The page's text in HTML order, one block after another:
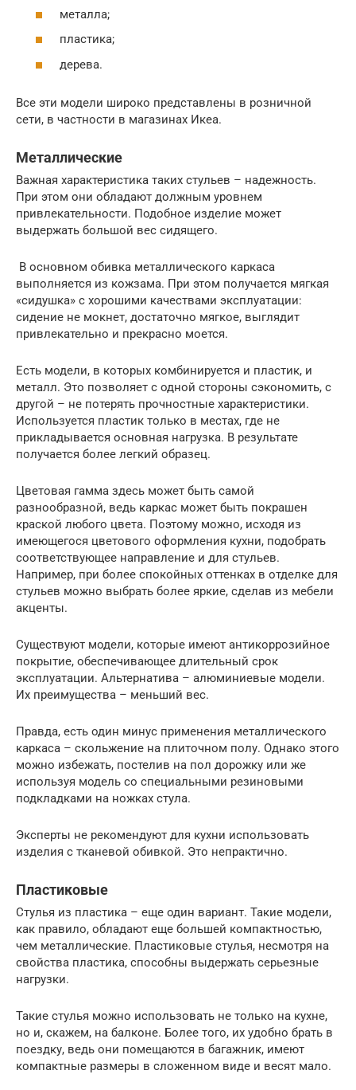
металла;
пластика;
дерева.
Все эти модели широко представлены в розничной
сети, в частности в магазинах Икеа.
Металлические
Важная характеристика таких стульев – надежность.
При этом они обладают должным уровнем
привлекательности. Подобное изделие может
выдержать большой вес сидящего.
В основном обивка металлического каркаса
выполняется из кожзама. При этом получается мягкая
«сидушка» с хорошими качествами эксплуатации:
сидение не мокнет, достаточно мягкое, выглядит
привлекательно и прекрасно моется.
Есть модели, в которых комбинируется и пластик, и
металл. Это позволяет с одной стороны сэкономить, с
другой – не потерять прочностные характеристики.
Используется пластик только в местах, где не
прикладывается основная нагрузка. В результате
получается более легкий образец.
Цветовая гамма здесь может быть самой
разнообразной, ведь каркас может быть покрашен
краской любого цвета. Поэтому можно, исходя из
имеющегося цветового оформления кухни, подобрать
соответствующее направление и для стульев.
Например, при более спокойных оттенках в отделке для
стульев можно выбрать более яркие, сделав из мебели
акценты.
Существуют модели, которые имеют антикоррозийное
покрытие, обеспечивающее длительный срок
эксплуатации. Альтернатива – алюминиевые модели.
Их преимущества – меньший вес.
Правда, есть один минус применения металлического
каркаса – скольжение на плиточном полу. Однако этого
можно избежать, постелив на пол дорожку или же
используя модель со специальными резиновыми
подкладками на ножках стула.
Эксперты не рекомендуют для кухни использовать
изделия с тканевой обивкой. Это непрактично.
Пластиковые
Стулья из пластика – еще один вариант. Такие модели,
как правило, обладают еще большей компактностью,
чем металлические. Пластиковые стулья, несмотря на
свойства пластика, способны выдержать серьезные
нагрузки.
Такие стулья можно использовать не только на кухне,
но и, скажем, на балконе. Более того, их удобно брать в
поездку, ведь они помещаются в багажник, имеют
компактные размеры в сложенном виде и весят мало.